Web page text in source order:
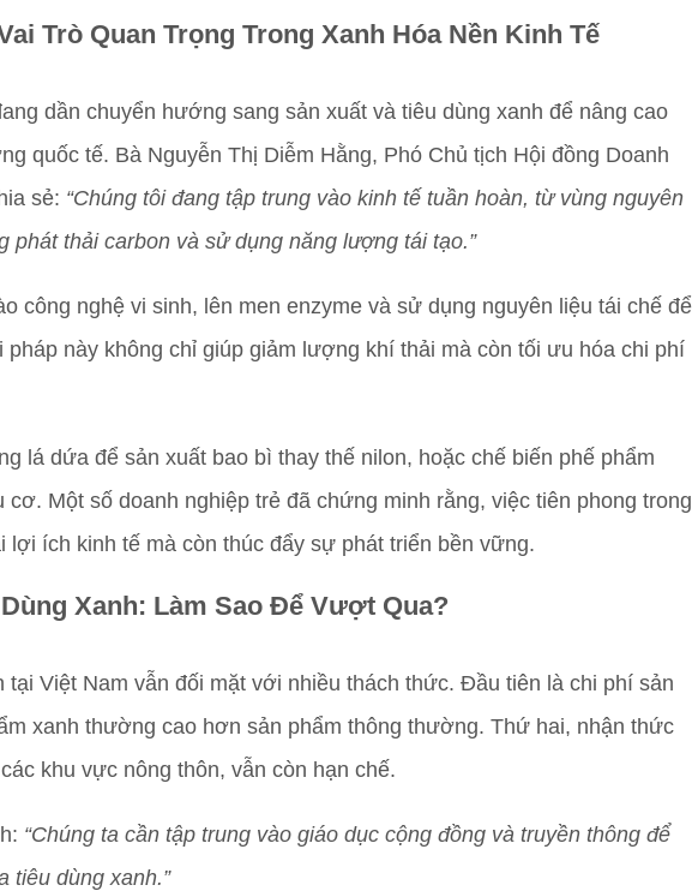
Trò Quan Trọng Trong Xanh Hóa Nền Kinh Tế
dần chuyển hướng sang sản xuất và tiêu dùng xanh để nâng cao
quốc tế. Bà Nguyễn Thị Diễm Hằng, Phó Chủ tịch Hội đồng Doanh
sẻ: “Chúng tôi đang tập trung vào kinh tế tuần hoàn, từ vùng nguyên
phát thải carbon và sử dụng năng lượng tái tạo.”
công nghệ vi sinh, lên men enzyme và sử dụng nguyên liệu tái chế để
này không chỉ giúp giảm lượng khí thải mà còn tối ưu hóa chi phí
lá dứa để sản xuất bao bì thay thế nilon, hoặc chế biến phế phẩm
Một số doanh nghiệp trẻ đã chứng minh rằng, việc tiên phong trong
lợi ích kinh tế mà còn thúc đẩy sự phát triển bền vững.
Xanh: Làm Sao Để Vượt Qua?
tại Việt Nam vẫn đối mặt với nhiều thách thức. Đầu tiên là chi phí sản
xanh thường cao hơn sản phẩm thông thường. Thứ hai, nhận thức
khu vực nông thôn, vẫn còn hạn chế.
“Chúng ta cần tập trung vào giáo dục cộng đồng và truyền thông để
tiêu dùng xanh.”